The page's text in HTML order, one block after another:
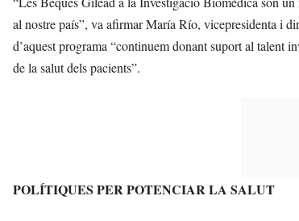
al nostre país”, va afirmar María Río, vicepresidenta i
d’aquest programa “continuem donant suport al talent
de la salut dels pacients”.
POLÍTIQUES PER POTENCIAR LA SALUT